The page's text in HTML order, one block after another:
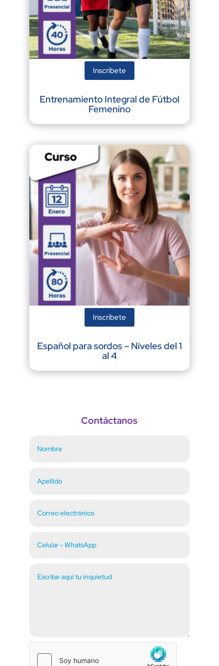
Inscríbete
Entrenamiento Integral de Fútbol
Femenino
Inscríbete
Español para sordos – Niveles del 1
al 4
Contáctanos